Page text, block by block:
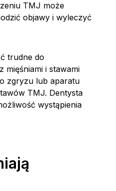
TMJ może
objawy i wyleczyć
trudne do
mięśniami i stawami
zgryzu lub aparatu
TMJ. Dentysta
wystąpienia